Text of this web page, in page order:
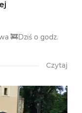
🚒Dziś o godz.
Czytaj